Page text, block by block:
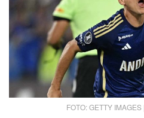
FOTO: GETTY IMAGES